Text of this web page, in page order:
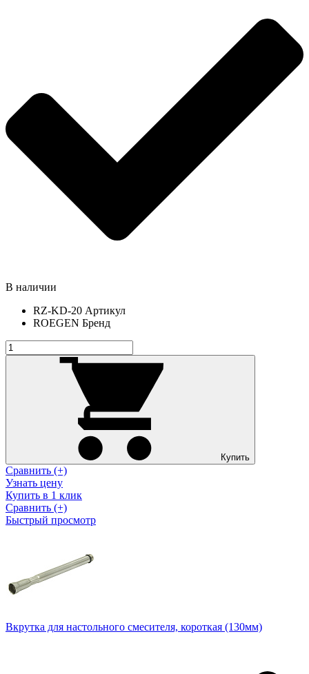
В наличии
RZ-KD-20 Артикул
ROEGEN Бренд
Купить
Сравнить (+)
Узнать цену
Купить в 1 клик
Сравнить (+)
Быстрый просмотр
Вкрутка для настольного смесителя, короткая (130мм)